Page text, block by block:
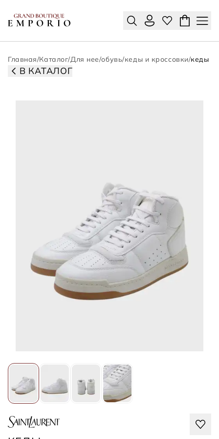
Главная/Каталог/Для нее/обувь/кеды и кроссовки/кеды
В КАТАЛОГ